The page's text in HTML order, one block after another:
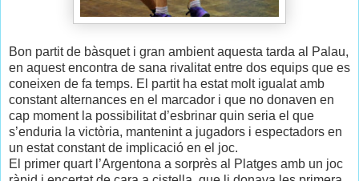
Bon partit de bàsquet i gran ambient aquesta tarda al Palau,
en aquest encontra de sana rivalitat entre dos equips que es
coneixen de fa temps. El partit ha estat molt igualat amb
constant alternances en el marcador i que no donaven en
cap moment la possibilitat d’esbrinar quin seria el que
s’enduria la victòria, mantenint a jugadors i espectadors en
un estat constant de implicació en el joc.
El primer quart l’Argentona a sorprès al Platges amb un joc